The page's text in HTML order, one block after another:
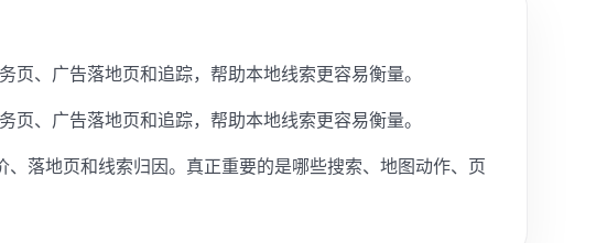
、广告落地页和追踪，帮助本地线索更容易衡量。
、广告落地页和追踪，帮助本地线索更容易衡量。
落地页和线索归因。真正重要的是哪些搜索、地图动作、页